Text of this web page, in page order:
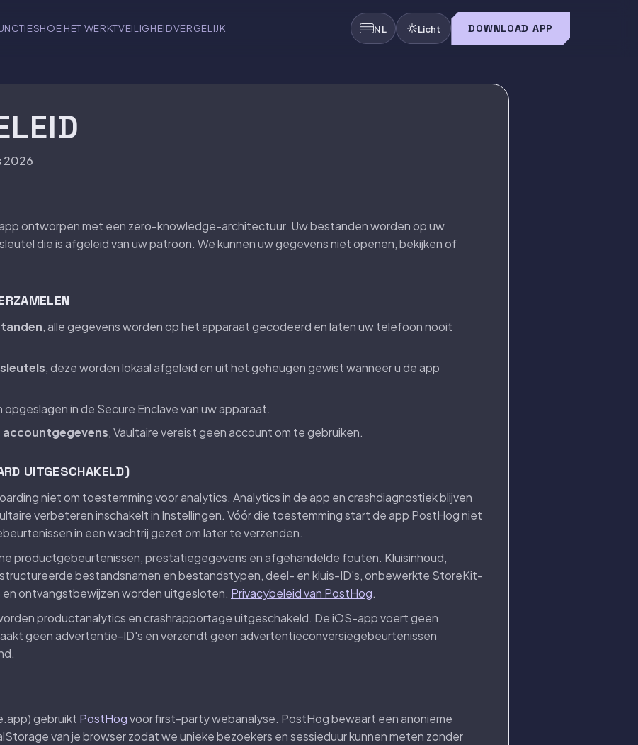
HOE HET WERKTVEILIGHEIDVERGELIJK NL Licht DOWNLOAD APP
2026
ontworpen met een zero-knowledge-architectuur. Uw bestanden worden op uw
die is afgeleid van uw patroon. We kunnen uw gegevens niet openen, bekijken of
, alle gegevens worden op het apparaat gecodeerd en laten uw telefoon nooit
, deze worden lokaal afgeleid en uit het geheugen gewist wanneer u de app
opgeslagen in de Secure Enclave van uw apparaat.
accountgegevens, Vaultaire vereist geen account om te gebruiken.
UITGESCHAKELD)
niet om toestemming voor analytics. Analytics in de app en crashdiagnostiek blijven
verbeteren inschakelt in Instellingen. Vóór die toestemming start de app PostHog niet
in een wachtrij gezet om later te verzenden.
productgebeurtenissen, prestatiegegevens en afgehandelde fouten. Kluisinhoud,
bestandsnamen en bestandstypen, deel- en kluis-ID's, onbewerkte StoreKit-
ontvangstbewijzen worden uitgesloten. Privacybeleid van PostHog.
productanalytics en crashrapportage uitgeschakeld. De iOS-app voert geen
geen advertentie-ID's en verzendt geen advertentieconversiegebeurtenissen
gebruikt PostHogvoor first-party webanalyse. PostHog bewaart een anonieme
van je browser zodat we unieke bezoekers en sessieduur kunnen meten zonder